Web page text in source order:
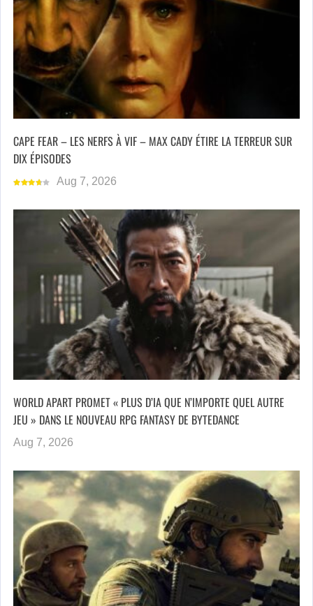
CAPE FEAR – LES NERFS À VIF – MAX CADY ÉTIRE LA TERREUR SUR
DIX ÉPISODES
Aug 7, 2026
WORLD APART PROMET « PLUS D’IA QUE N’IMPORTE QUEL AUTRE
JEU » DANS LE NOUVEAU RPG FANTASY DE BYTEDANCE
Aug 7, 2026